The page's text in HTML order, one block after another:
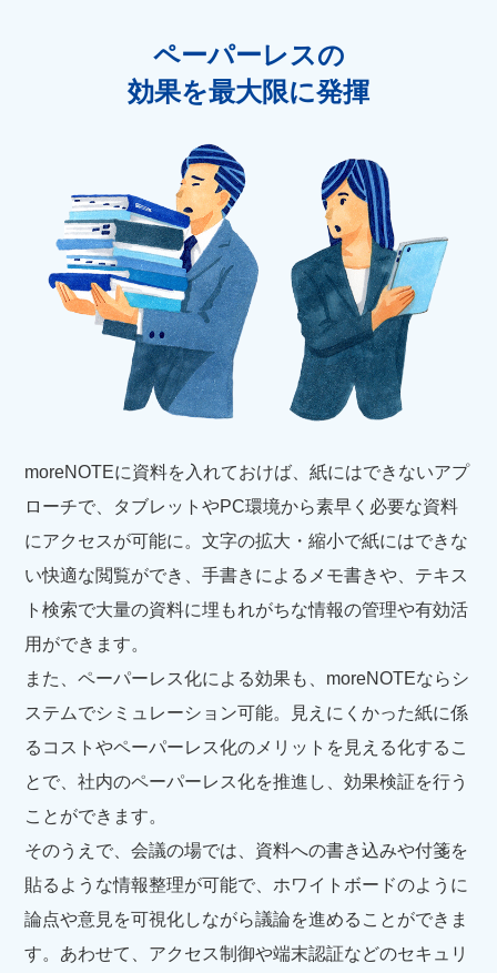
ペーパーレスの
効果を最大限に発揮
moreNOTEに資料を入れておけば、紙にはできないアプ
ローチで、タブレットやPC環境から素早く必要な資料
にアクセスが可能に。文字の拡大・縮小で紙にはできな
い快適な閲覧ができ、手書きによるメモ書きや、テキス
ト検索で大量の資料に埋もれがちな情報の管理や有効活
用ができます。
また、ペーパーレス化による効果も、moreNOTEならシ
ステムでシミュレーション可能。見えにくかった紙に係
るコストやペーパーレス化のメリットを見える化するこ
とで、社内のペーパーレス化を推進し、効果検証を行う
ことができます。
そのうえで、会議の場では、資料への書き込みや付箋を
貼るような情報整理が可能で、ホワイトボードのように
論点や意見を可視化しながら議論を進めることができま
す。あわせて、アクセス制御や端末認証などのセキュリ